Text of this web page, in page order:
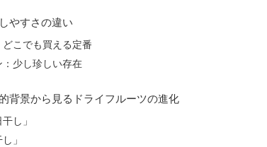
やすさの違い
こでも買える定番
少し珍しい存在
背景から見るドライフルーツの進化
し」
」